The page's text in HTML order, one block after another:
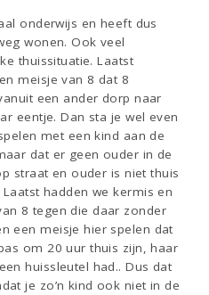
onderwijs en heeft dus
wonen. Ook veel
thuissituatie. Laatst
meisje van 8 dat 8
een ander dorp naar
eentje. Dan sta je wel even
met een kind aan de
dat er geen ouder in de
straat en ouder is niet thuis
hadden we kermis en
8 tegen die daar zonder
een meisje hier spelen dat
om 20 uur thuis zijn, haar
huissleutel had.. Dus dat
je zo’n kind ook niet in de